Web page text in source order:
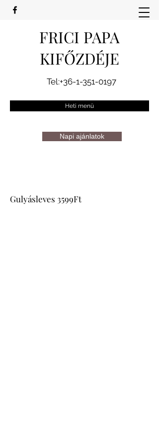
FRICI PAPA
KIFŐZDÉJE
Tel:+36-1-351-0197
Heti menü
Napi ajánlatok
Gulyásleves 3599Ft